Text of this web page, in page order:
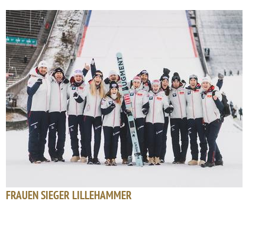
FRAUEN SIEGER LILLEHAMMER